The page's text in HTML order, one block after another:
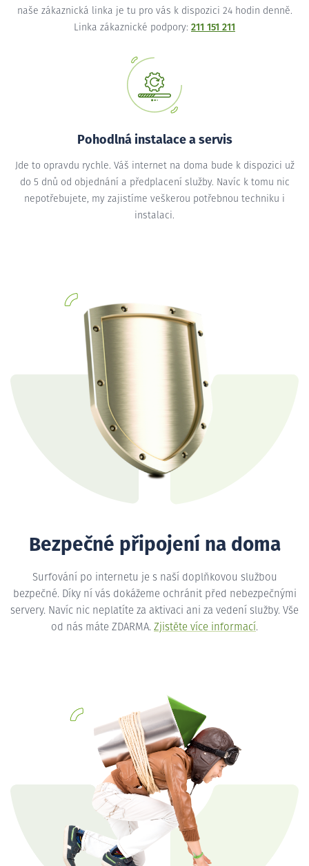
naše zákaznická linka je tu pro vás k dispozici 24 hodin denně.
Linka zákaznické podpory: 211 151 211
Pohodlná instalace a servis
Jde to opravdu rychle. Váš internet na doma bude k dispozici už
do 5 dnů od objednání a předplacení služby. Navíc k tomu nic
nepotřebujete, my zajistíme veškerou potřebnou techniku i
instalaci.
Bezpečné připojení na doma
Surfování po internetu je s naší doplňkovou službou
bezpečné. Díky ní vás dokážeme ochránit před nebezpečnými
servery. Navíc nic neplatíte za aktivaci ani za vedení služby. Vše
od nás máte ZDARMA. Zjistěte více informací.